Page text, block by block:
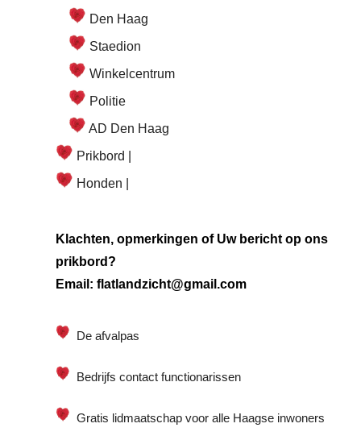
Den Haag
Staedion
Winkelcentrum
Politie
AD Den Haag
Prikbord |
Honden |
Klachten, opmerkingen of Uw bericht op ons
prikbord?
Email: flatlandzicht@gmail.com
De afvalpas
Bedrijfs contact functionarissen
Gratis lidmaatschap voor alle Haagse inwoners